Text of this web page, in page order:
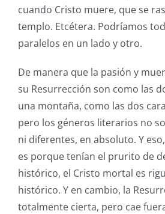
cuando Cristo muere, que se
templo. Etcétera. Podríamos
paralelos en un lado y otro.
De manera que la pasión y
su Resurrección son como las
una montaña, como las dos
pero los géneros literarios no
ni diferentes, en absoluto. Y
es porque tenían el prurito de
histórico, el Cristo mortal es
histórico. Y en cambio, la
totalmente cierta, pero cae